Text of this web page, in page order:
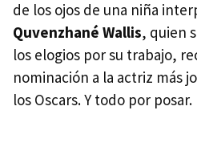
de los ojos de una niña
Quvenzhané Wallis, quien
los elogios por su trabajo,
nominación a la actriz más
los Oscars. Y todo por posar.